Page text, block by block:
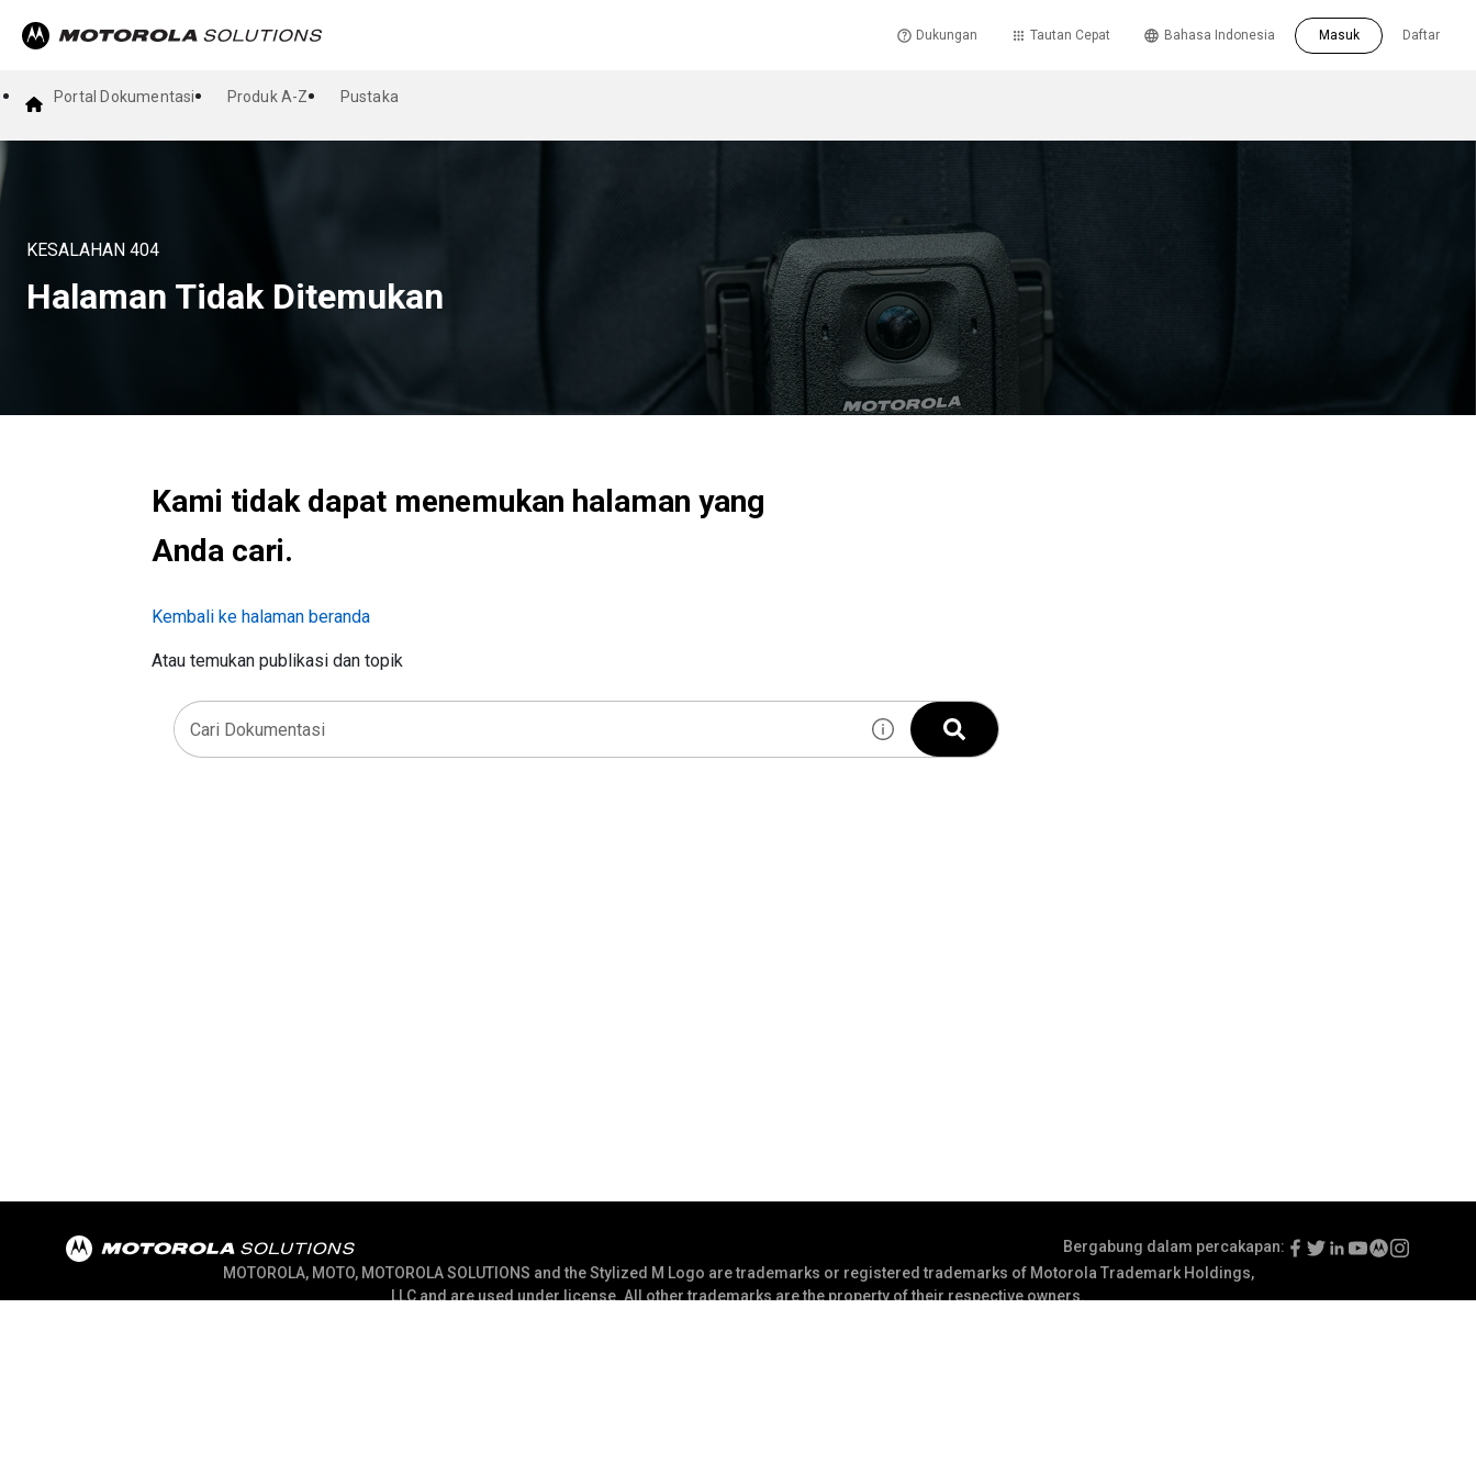
Dukungan Tautan Cepat Daftar
Bahasa Indonesia Masuk
Portal Dokumentasi Produk A-Z Pustaka
KESALAHAN 404
Halaman Tidak Ditemukan
Kami tidak dapat menemukan halaman yang
Anda cari.
Kembali ke halaman beranda
Atau temukan publikasi dan topik
Bergabung dalam percakapan:
MOTOROLA, MOTO, MOTOROLA SOLUTIONS and the Stylized M Logo are trademarks or registered trademarks of Motorola Trademark Holdings,
LLC and are used under license. All other trademarks are the property of their respective owners.